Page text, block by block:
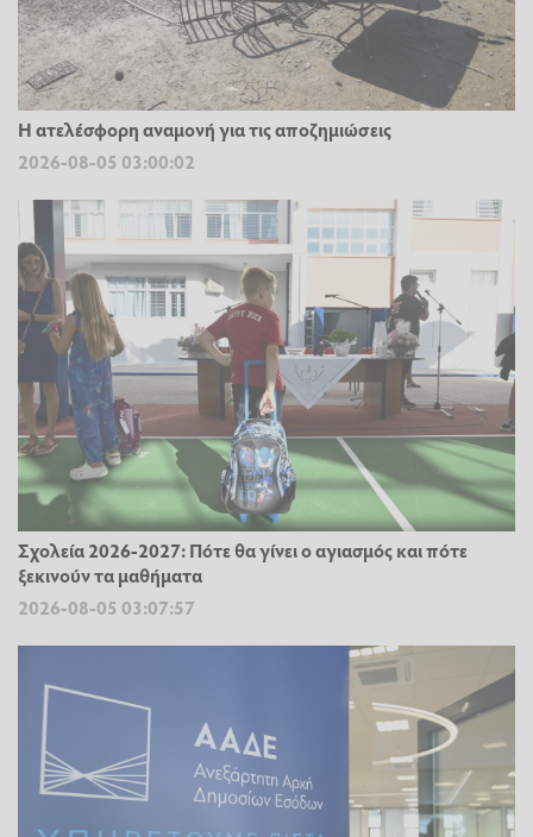
Η ατελέσφορη αναμονή για τις αποζημιώσεις
2026-08-05 03:00:02
Σχολεία 2026-2027: Πότε θα γίνει ο αγιασμός και πότε
ξεκινούν τα μαθήματα
2026-08-05 03:07:57